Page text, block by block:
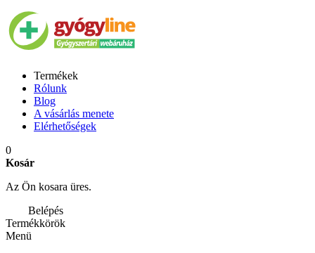
Termékek
Rólunk
Blog
A vásárlás menete
Elérhetőségek
0
Kosár
Az Ön kosara üres.
Belépés
Termékkörök
Menü